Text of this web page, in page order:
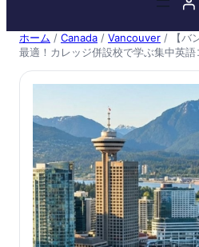
ホーム / Canada / Vancouver / 【バ
最適！カレッジ併設校で学ぶ集中英語